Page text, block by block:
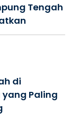
Tengah
di
yang Paling